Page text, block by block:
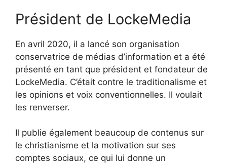
Président de LockeMedia
En avril 2020, il a lancé son organisation
conservatrice de médias d’information et a été
présenté en tant que président et fondateur de
LockeMedia. C’était contre le traditionalisme et
les opinions et voix conventionnelles. Il voulait
les renverser.
Il publie également beaucoup de contenus sur
le christianisme et la motivation sur ses
comptes sociaux, ce qui lui donne un